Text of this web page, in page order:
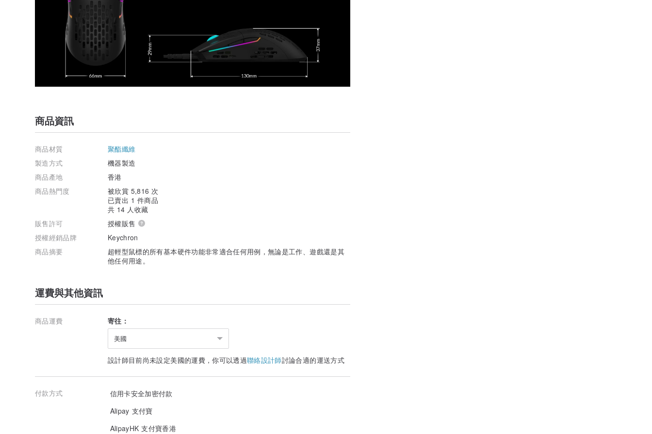
商品資訊
商品材質
聚酯纖維
製造方式
機器製造
商品產地
香港
商品熱門度
被欣賞 5,816 次
已賣出 1 件商品
共 14 人收藏
販售許可
授權販售
授權經銷品牌
Keychron
商品摘要
超輕型鼠標的所有基本硬件功能非常適合任何用例，無論是工作、遊戲還是其
他任何用途。
運費與其他資訊
商品運費 寄往：
美國
設計師目前尚未設定美國的運費，你可以透過聯絡設計師討論合適的運送方式
付款方式
信用卡安全加密付款
Alipay 支付寶
AlipayHK 支付寶香港